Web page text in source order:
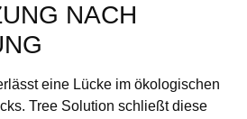
NACH
eine Lücke im ökologischen
Tree Solution schließt diese